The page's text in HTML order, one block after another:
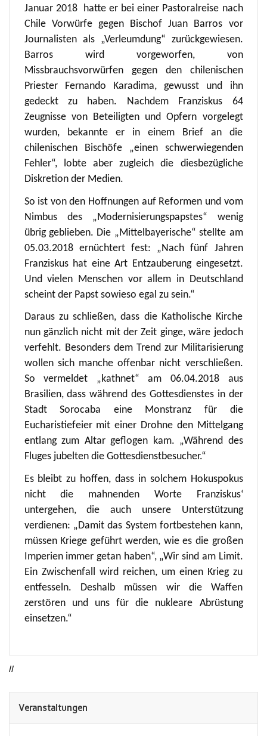
Januar 2018 hatte er bei einer Pastoralreise nach
Chile Vorwürfe gegen Bischof Juan Barros vor
Journalisten als „Verleumdung“ zurückgewiesen.
Barros wird vorgeworfen, von
Missbrauchsvorwürfen gegen den chilenischen
Priester Fernando Karadima, gewusst und ihn
gedeckt zu haben. Nachdem Franziskus 64
Zeugnisse von Beteiligten und Opfern vorgelegt
wurden, bekannte er in einem Brief an die
chilenischen Bischöfe „einen schwerwiegenden
Fehler“, lobte aber zugleich die diesbezügliche
Diskretion der Medien.
So ist von den Hoffnungen auf Reformen und vom
Nimbus des „Modernisierungspapstes“ wenig
übrig geblieben. Die „Mittelbayerische“ stellte am
05.03.2018 ernüchtert fest: „Nach fünf Jahren
Franziskus hat eine Art Entzauberung eingesetzt.
Und vielen Menschen vor allem in Deutschland
scheint der Papst sowieso egal zu sein.“
Daraus zu schließen, dass die Katholische Kirche
nun gänzlich nicht mit der Zeit ginge, wäre jedoch
verfehlt. Besonders dem Trend zur Militarisierung
wollen sich manche offenbar nicht verschließen.
So vermeldet „kathnet“ am 06.04.2018 aus
Brasilien, dass während des Gottesdienstes in der
Stadt Sorocaba eine Monstranz für die
Eucharistiefeier mit einer Drohne den Mittelgang
entlang zum Altar geflogen kam. „Während des
Fluges jubelten die Gottesdienstbesucher.“
Es bleibt zu hoffen, dass in solchem Hokuspokus
nicht die mahnenden Worte Franziskus‘
untergehen, die auch unsere Unterstützung
verdienen: „Damit das System fortbestehen kann,
müssen Kriege geführt werden, wie es die großen
Imperien immer getan haben“, „Wir sind am Limit.
Ein Zwischenfall wird reichen, um einen Krieg zu
entfesseln. Deshalb müssen wir die Waffen
zerstören und uns für die nukleare Abrüstung
einsetzen.“
//
Veranstaltungen